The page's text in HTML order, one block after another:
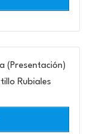
(Presentación)
Rubiales